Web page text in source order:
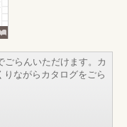
ごらんいただけます。カ
ながらカタログをごら